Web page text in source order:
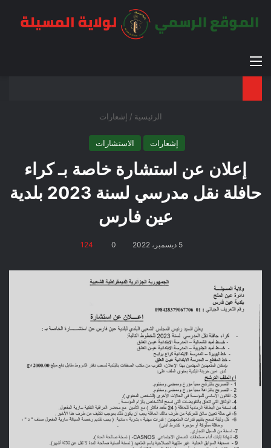
القائمة
الرئيسية / إشعارات
إشعارات الاستشارات
إعلان عن استشارة خاصة بـ كراء
حافلة نقل مدرسي لسنة 2023 بلدية
عين فارس
5 ديسمبر، 2022 0
124